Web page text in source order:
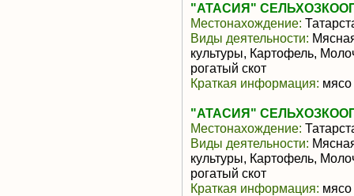
"АТАСИЯ"
Местонахождение:
Виды деятельности:
культуры, Картофель,
рогатый скот
Краткая информация: мясо
"АТАСИЯ"
Местонахождение:
Виды деятельности:
культуры, Картофель,
рогатый скот
Краткая информация: мясо